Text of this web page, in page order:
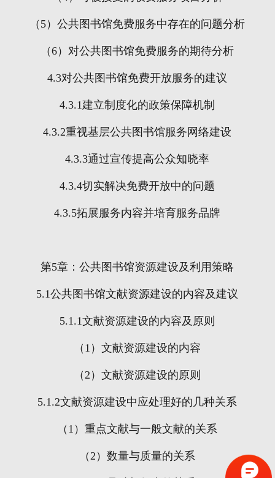
（ 5）公共图书馆免费服务中存在的问题分析
（6）对公共图书馆免费服务的期待分析
4.3对公共图书馆免费开放服务的建议
4.3.1建立制度化的政策保障机制
4.3.2重视基层公共图书馆服务网络建设
4.3.3通过宣传提高公众知晓率
4.3.4切实解决免费开放中的问题
4.3.5拓展服务内容并培育服务品牌
第5章：公共图书馆资源建设及利用策略
5.1公共图书馆文献资源建设的内容及建议
5.1.1文献资源建设的内容及原则
（ 1 ）文献资源建设的内容
（2 ）文献资源建设的原则
5.1.2文献资源建设中应处理好的几种关系
（ 1 ）重点文献与一般文献的关系
（2 ）数量与质量的关系